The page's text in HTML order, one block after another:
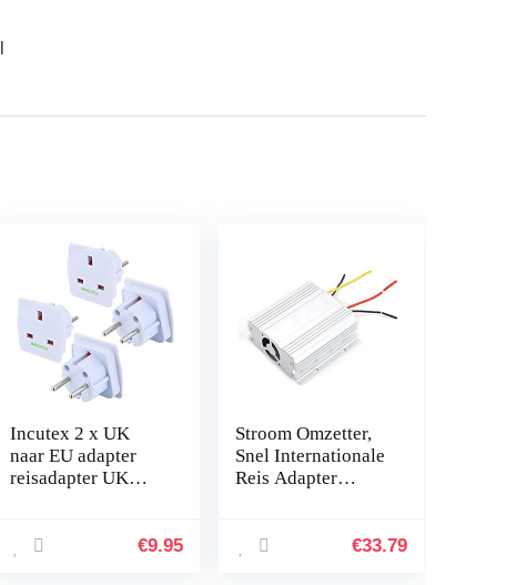
Incutex 2 x UK
naar EU adapter
reisadapter UK
netadapter UK 3-
€9.95
Stroom Omzetter,
Snel Internationale
Reis Adapter
Aluminium en Pcb
€33.79